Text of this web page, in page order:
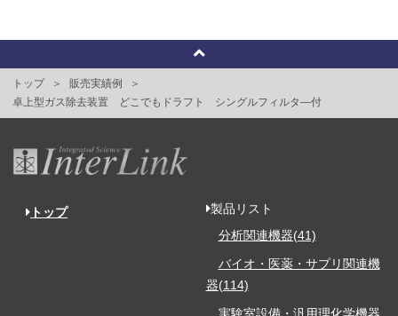
トップ
販売実績例
卓上型ガス除去装置 どこでもドラフト シングルフィルタ―付
トップ
製品リスト
分析関連機器(41)
バイオ・医薬・サプリ関連機
器(114)